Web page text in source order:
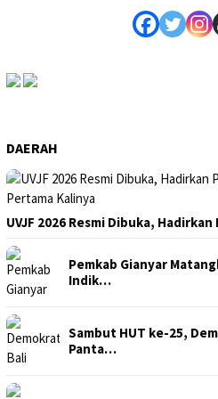
DAERAH
UVJF 2026 Resmi Dibuka,
Pemkab Gianyar
Indik…
Sambut HUT ke-25,
Panta…